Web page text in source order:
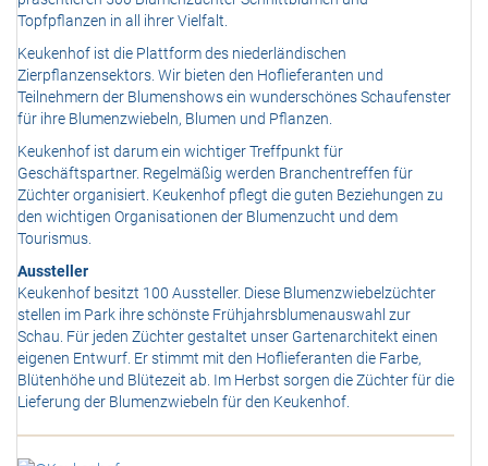
Topfpflanzen in all ihrer Vielfalt.
Keukenhof ist die Plattform des niederländischen
Zierpflanzensektors. Wir bieten den Hoflieferanten und
Teilnehmern der Blumenshows ein wunderschönes Schaufenster
für ihre Blumenzwiebeln, Blumen und Pflanzen.
Keukenhof ist darum ein wichtiger Treffpunkt für
Geschäftspartner. Regelmäßig werden Branchentreffen für
Züchter organisiert. Keukenhof pflegt die guten Beziehungen zu
den wichtigen Organisationen der Blumenzucht und dem
Tourismus.
Aussteller
Keukenhof besitzt 100 Aussteller. Diese Blumenzwiebelzüchter
stellen im Park ihre schönste Frühjahrsblumenauswahl zur
Schau. Für jeden Züchter gestaltet unser Gartenarchitekt einen
eigenen Entwurf. Er stimmt mit den Hoflieferanten die Farbe,
Blütenhöhe und Blütezeit ab. Im Herbst sorgen die Züchter für die
Lieferung der Blumenzwiebeln für den Keukenhof.